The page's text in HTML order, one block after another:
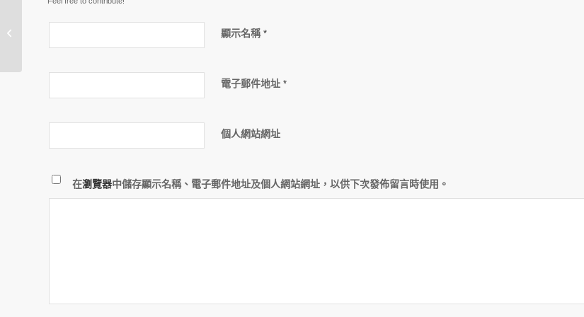
顯示名稱 *
電子郵件地址 *
個人網站網址
在瀏覽器中儲存顯示名稱、電子郵件地址及個人網站網址，以供下次發佈留言時使用。